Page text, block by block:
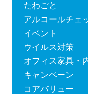
たわごと
アルコールチェ
イベント
ウイルス対策
オフィス家具・
キャンペーン
コアバリュー